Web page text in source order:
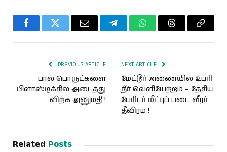
FacebookTwitter Email TelegramWhatsAppThreadsCopy
PREVIOUS ARTICLE
பால் பொருட்களை
பிளாஸ்டிக்கில் அடைத்து
விற்க அனுமதி !
NEXT ARTICLE
மேட்டூர் அணையில் உபரி
நீர் வெளியேற்றம் – தேசிய
பேரிடர் மீட்புப் படை வீரர்
தீவிரம் !
Related Posts